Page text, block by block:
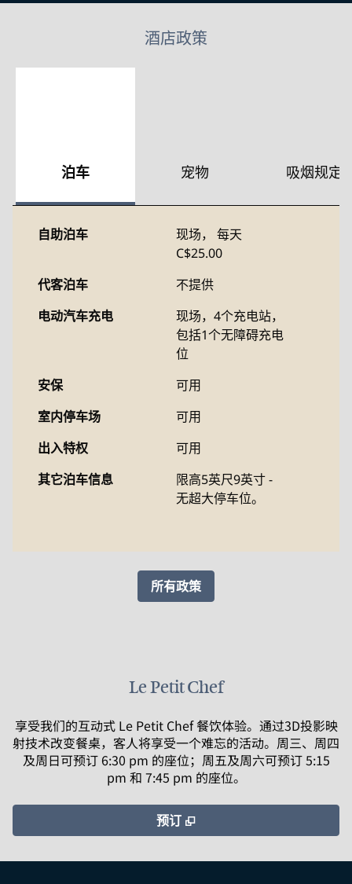
酒店政策
泊车 宠物 吸烟规定
自助泊车 现场，
每天
C$25.00
代客泊车
不提供
电动汽车充电
现场，4个充电站，
包括1个无障碍充电
位
安保
可用
室内停车场
可用
出入特权
可用
其它泊车信息
限高5英尺9英寸 -
无超大停车位。
所有政策
Le Petit Chef
享受我们的互动式 Le Petit Chef 餐饮体验。通过3D投影映
射技术改变餐桌，客人将享受一个难忘的活动。周三、周四
及周日可预订 6:30 pm 的座位；周五及周六可预订 5:15
pm 和 7:45 pm 的座位。
预订 ,